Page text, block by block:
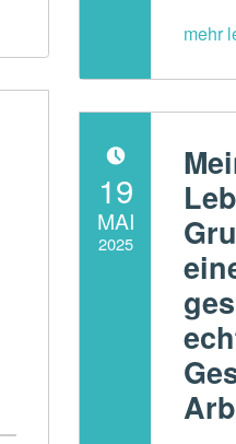
POSTED ON:19
MAI
2025